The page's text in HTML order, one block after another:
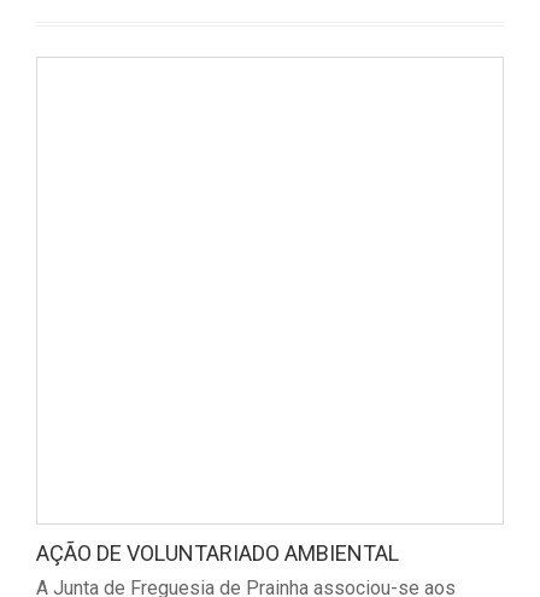
AÇÃO DE VOLUNTARIADO AMBIENTAL
A Junta de Freguesia de Prainha associou-se aos